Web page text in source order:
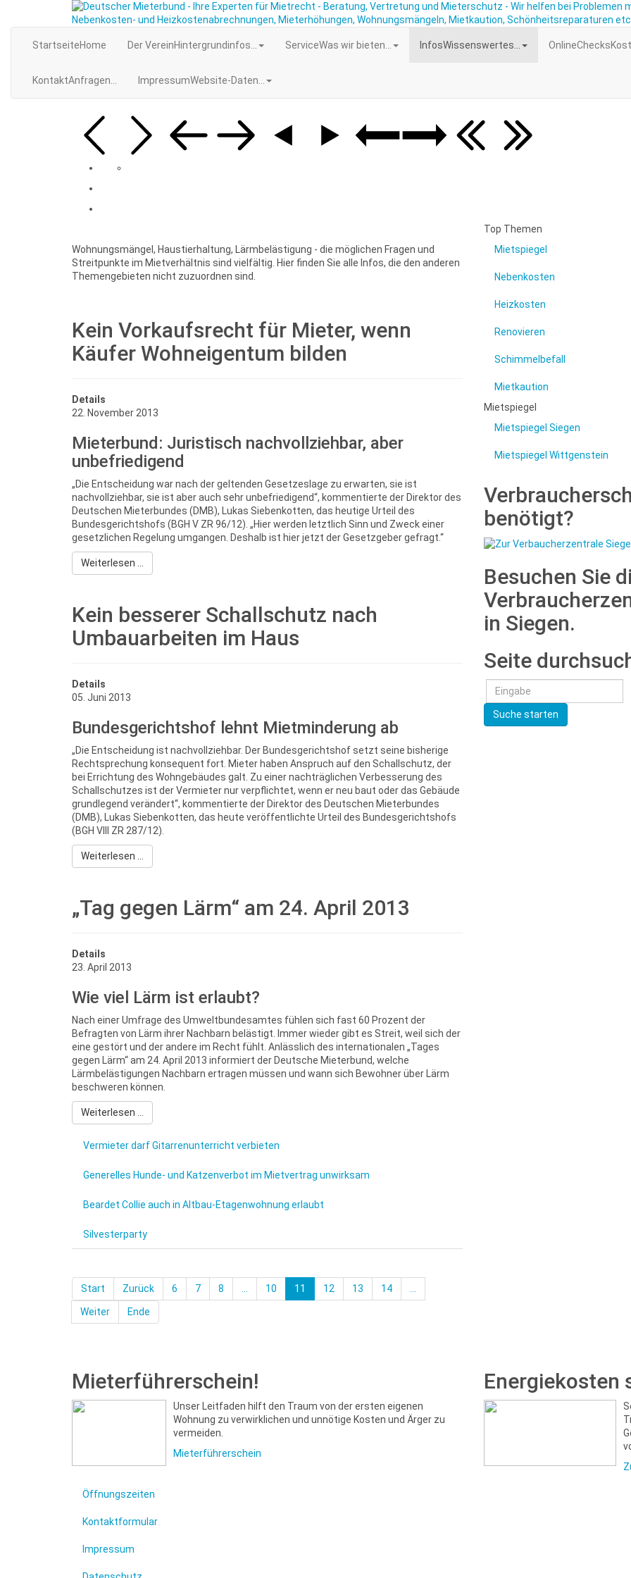
StartseiteHome Der VereinHintergrundinfos... ServiceWas wir bieten... InfosWissenswertes... OnlineChecks
KontaktAnfragen... ImpressumWebsite-Daten...
Wohnungsmängel, Haustierhaltung, Lärmbelästigung - die möglichen Fragen und
Streitpunkte im Mietverhältnis sind vielfältig. Hier finden Sie alle Infos, die den anderen
Themengebieten nicht zuzuordnen sind.
Kein Vorkaufsrecht für Mieter, wenn
Käufer Wohneigentum bilden
Details
22. November 2013
Mieterbund: Juristisch nachvollziehbar, aber
unbefriedigend
„Die Entscheidung war nach der geltenden Gesetzeslage zu erwarten, sie ist
nachvollziehbar, sie ist aber auch sehr unbefriedigend“, kommentierte der Direktor des
Deutschen Mieterbundes (DMB), Lukas Siebenkotten, das heutige Urteil des
Bundesgerichtshofs (BGH V ZR 96/12). „Hier werden letztlich Sinn und Zweck einer
gesetzlichen Regelung umgangen. Deshalb ist hier jetzt der Gesetzgeber gefragt.“
Weiterlesen ...
Kein besserer Schallschutz nach
Umbauarbeiten im Haus
Details
05. Juni 2013
Bundesgerichtshof lehnt Mietminderung ab
„Die Entscheidung ist nachvollziehbar. Der Bundesgerichtshof setzt seine bisherige
Rechtsprechung konsequent fort. Mieter haben Anspruch auf den Schallschutz, der
bei Errichtung des Wohngebäudes galt. Zu einer nachträglichen Verbesserung des
Schallschutzes ist der Vermieter nur verpflichtet, wenn er neu baut oder das Gebäude
grundlegend verändert“, kommentierte der Direktor des Deutschen Mieterbundes
(DMB), Lukas Siebenkotten, das heute veröffentlichte Urteil des Bundesgerichtshofs
(BGH VIII ZR 287/12).
Weiterlesen ...
„Tag gegen Lärm“ am 24. April 2013
Details
23. April 2013
Wie viel Lärm ist erlaubt?
Nach einer Umfrage des Umweltbundesamtes fühlen sich fast 60 Prozent der
Befragten von Lärm ihrer Nachbarn belästigt. Immer wieder gibt es Streit, weil sich der
eine gestört und der andere im Recht fühlt. Anlässlich des internationalen „Tages
gegen Lärm“ am 24. April 2013 informiert der Deutsche Mieterbund, welche
Lärmbelästigungen Nachbarn ertragen müssen und wann sich Bewohner über Lärm
beschweren können.
Weiterlesen ...
Vermieter darf Gitarrenunterricht verbieten
Generelles Hunde- und Katzenverbot im Mietvertrag unwirksam
Beardet Collie auch in Altbau-Etagenwohnung erlaubt
Silvesterparty
Start Zurück 6 7 8 10 11 12 13 14
Weiter Ende
Top Themen
Mietspiegel
Nebenkosten
Heizkosten
Renovieren
Schimmelbefall
Mietkaution
Mietspiegel
Mietspiegel Siegen
Mietspiegel Wittgenstein
benötigt?
Besuchen Sie
in Siegen.
Seite
Suche starten
Mieterführerschein!
Unser Leitfaden hilft den Traum von der ersten eigenen
Wohnung zu verwirklichen und unnötige Kosten und Ärger zu
vermeiden.
Mieterführerschein
Energiekosten
Öffnungszeiten
Kontaktformular
Impressum